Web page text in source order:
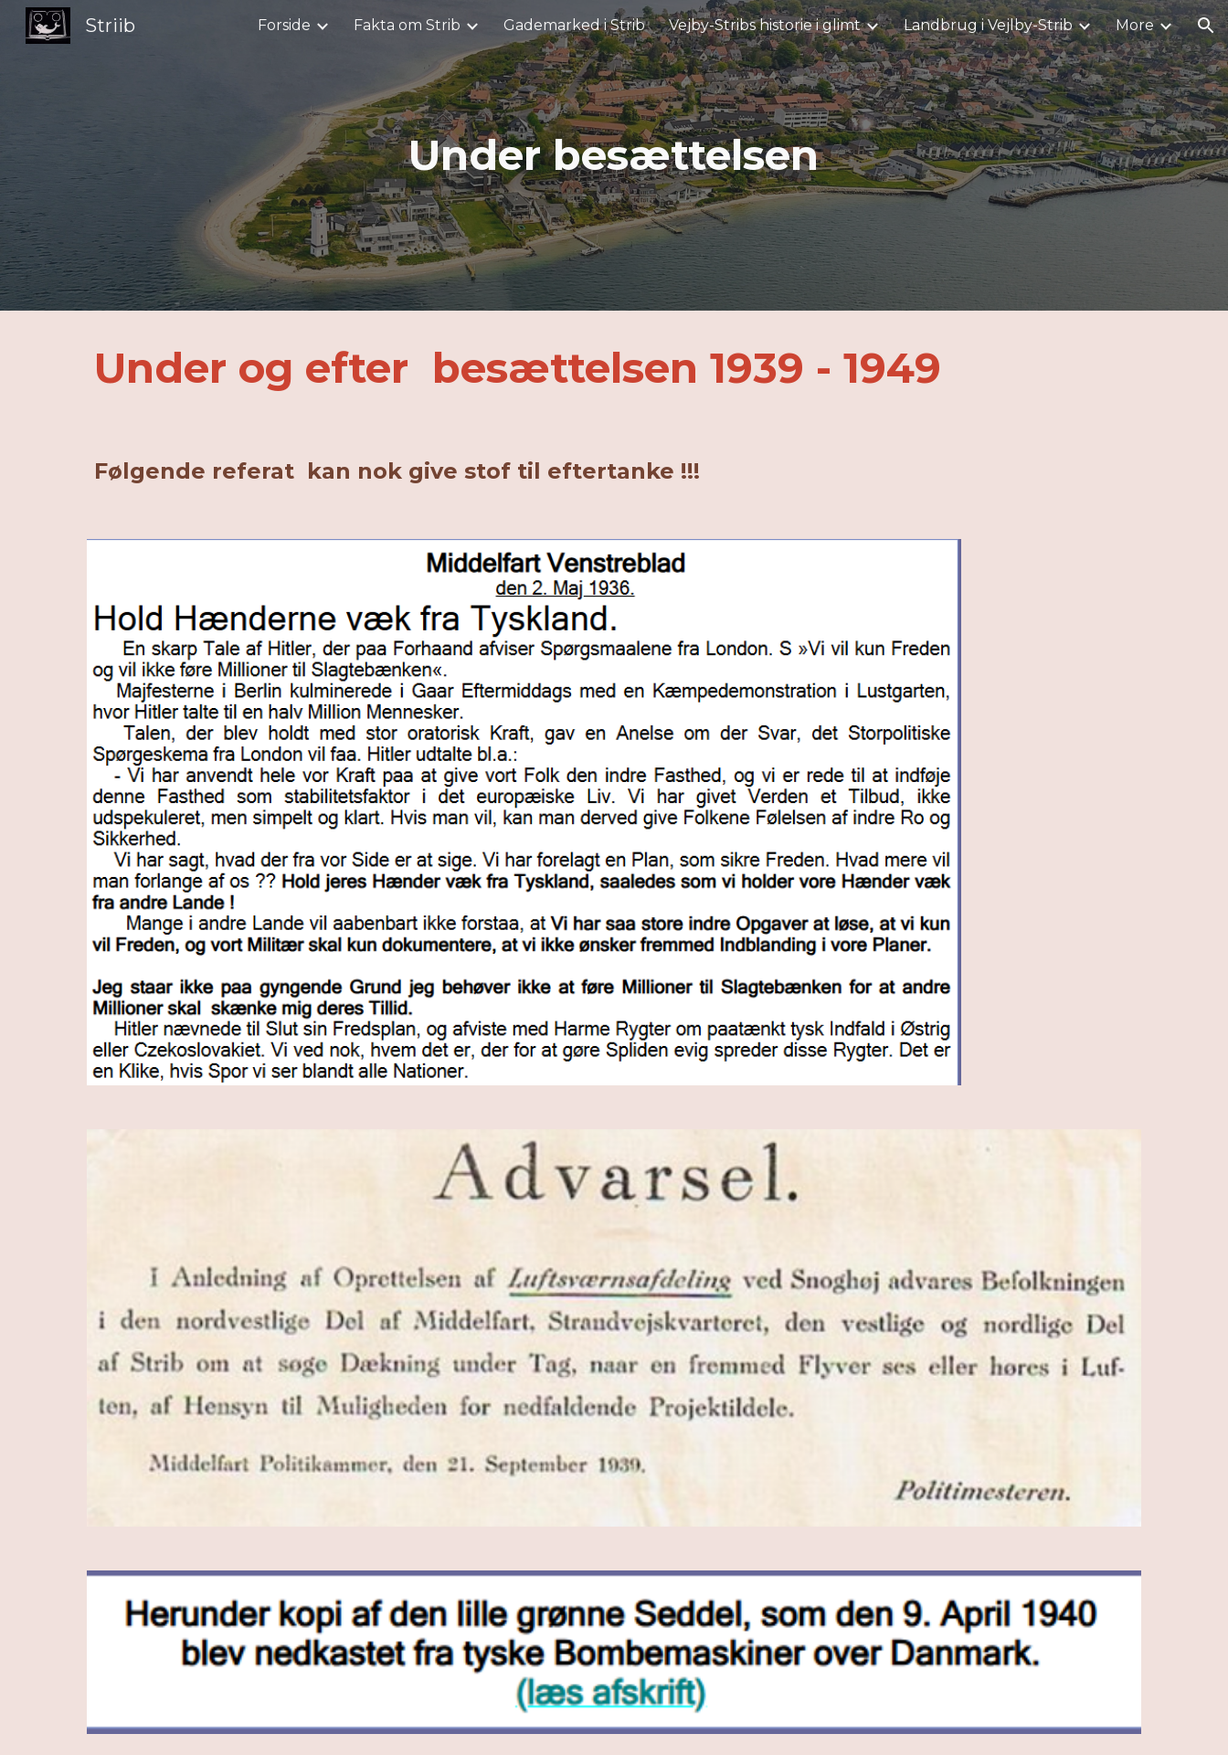
Skip to main content Skip to navigation
Striib Forside Fakta om Strib Gademarked i Strib Vejby-Stribs historie i glimt Landbrug i Vejlby-Strib More
Under besættelsen
Under og efter besættelsen 1939 - 1949
Følgende referat kan nok give stof til eftertanke !!!